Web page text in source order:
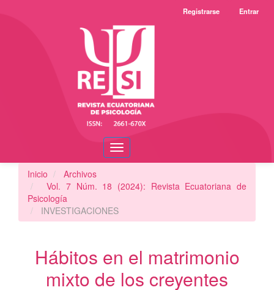
Registrarse Entrar
Toggle
navigation
Inicio
Archivos
Vol. 7 Núm. 18 (2024): Revista Ecuatoriana de
Psicología
INVESTIGACIONES
Hábitos en el matrimonio
mixto de los creyentes